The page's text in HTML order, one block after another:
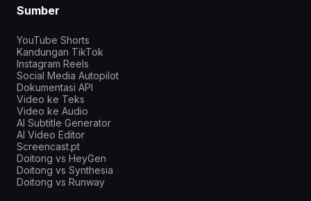
Sumber
YouTube Shorts
Kandungan TikTok
Instagram Reels
Social Media Autopilot
Dokumentasi API
Video ke Teks
Video ke Audio
AI Subtitle Generator
AI Video Editor
Screencast.pt
Doitong vs HeyGen
Doitong vs Synthesia
Doitong vs Runway